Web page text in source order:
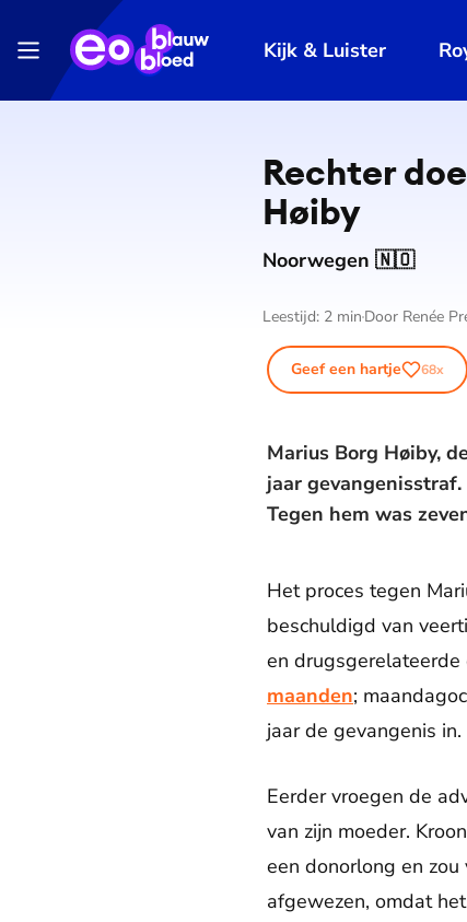
Kijk & Luister
Rechter
Høiby
Noorwegen 🇳🇴
Leestijd: 2 min Door Renée
Geef een hartje 68x
Marius Borg Høiby,
jaar
Tegen hem was
Het proces tegen
beschuldigd van
en drugsgerelateerde
maanden;
jaar de gevangenis in.
Eerder vroegen de
van zijn moeder.
een donorlong en
afgewezen, omdat